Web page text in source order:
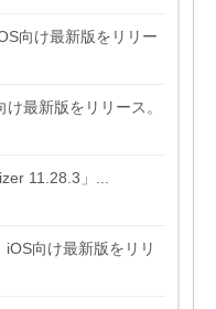
向け最新版をリリー
け最新版をリリース。
11.28.3」...
iOS向け最新版をリリ